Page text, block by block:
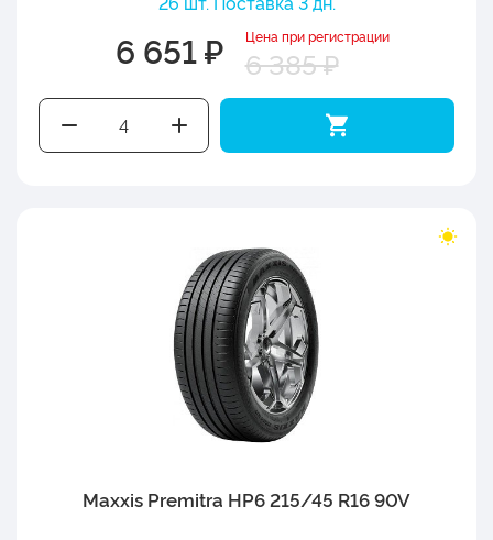
6 651 ₽ Цена при регистрации
6 385 ₽
Maxxis Premitra HP6 215/45 R16 90V